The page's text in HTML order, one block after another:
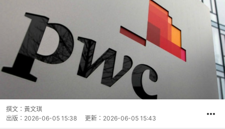
撰文： 黃文琪
出版： 2026-06-05 15:38 更新： 2026-06-05 15:43